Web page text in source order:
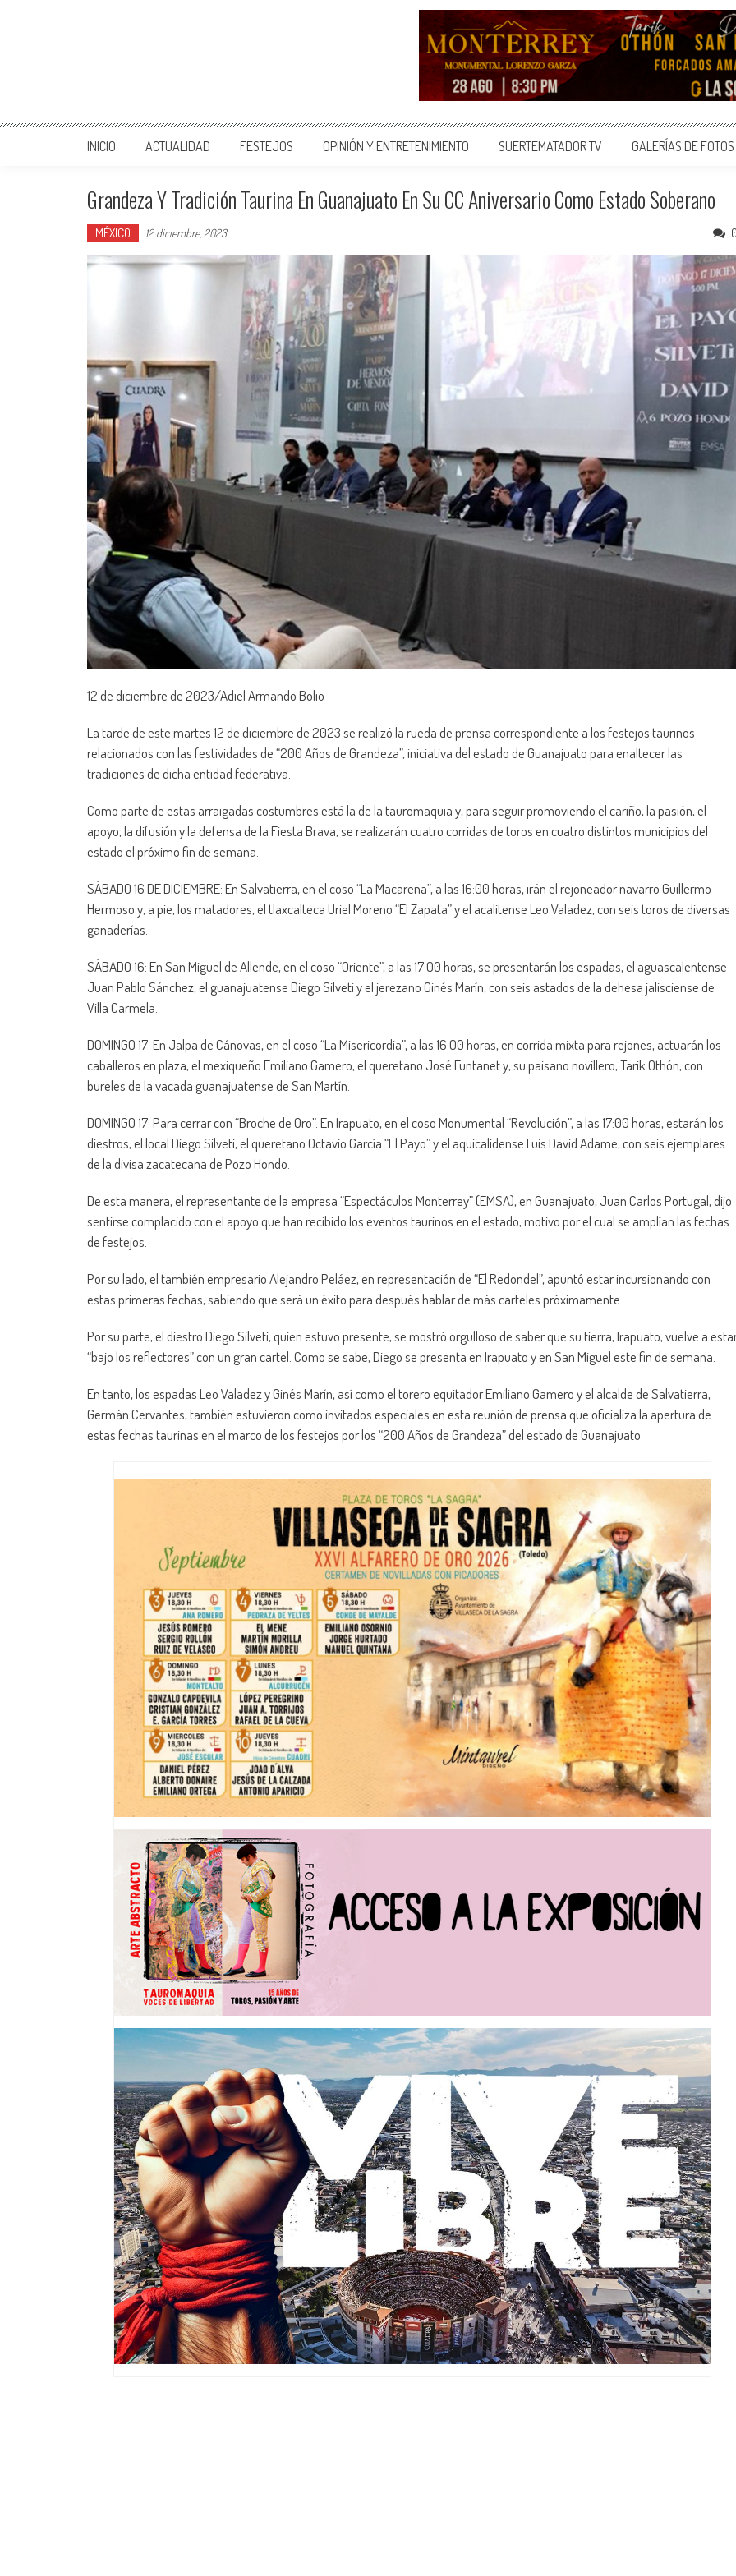
INICIO ACTUALIDAD FESTEJOS OPINIÓN Y ENTRETENIMIENTO SUERTEMATADOR TV GALERÍAS DE FOTOS
Grandeza Y Tradición Taurina En Guanajuato En Su CC Aniversario Como Estado Soberano
MÉXICO 12 diciembre, 2023
12 de diciembre de 2023/Adiel Armando Bolio
La tarde de este martes 12 de diciembre de 2023 se realizó la rueda de prensa correspondiente a los festejos taurinos
relacionados con las festividades de “200 Años de Grandeza”, iniciativa del estado de Guanajuato para enaltecer las
tradiciones de dicha entidad federativa.
Como parte de estas arraigadas costumbres está la de la tauromaquia y, para seguir promoviendo el cariño, la pasión, el
apoyo, la difusión y la defensa de la Fiesta Brava, se realizarán cuatro corridas de toros en cuatro distintos municipios del
estado el próximo fin de semana.
SÁBADO 16 DE DICIEMBRE: En Salvatierra, en el coso “La Macarena”, a las 16:00 horas, irán el rejoneador navarro Guillermo
Hermoso y, a pie, los matadores, el tlaxcalteca Uriel Moreno “El Zapata” y el acalitense Leo Valadez, con seis toros de diversas
ganaderías.
SÁBADO 16: En San Miguel de Allende, en el coso “Oriente”, a las 17:00 horas, se presentarán los espadas, el aguascalentense
Juan Pablo Sánchez, el guanajuatense Diego Silveti y el jerezano Ginés Marín, con seis astados de la dehesa jalisciense de
Villa Carmela.
DOMINGO 17: En Jalpa de Cánovas, en el coso “La Misericordia”, a las 16:00 horas, en corrida mixta para rejones, actuarán los
caballeros en plaza, el mexiqueño Emiliano Gamero, el queretano José Funtanet y, su paisano novillero, Tarik Othón, con
bureles de la vacada guanajuatense de San Martín.
DOMINGO 17: Para cerrar con “Broche de Oro”. En Irapuato, en el coso Monumental “Revolución”, a las 17:00 horas, estarán los
diestros, el local Diego Silveti, el queretano Octavio García “El Payo” y el aquicalidense Luis David Adame, con seis ejemplares
de la divisa zacatecana de Pozo Hondo.
De esta manera, el representante de la empresa “Espectáculos Monterrey” (EMSA), en Guanajuato, Juan Carlos Portugal, dijo
sentirse complacido con el apoyo que han recibido los eventos taurinos en el estado, motivo por el cual se amplían las fechas
de festejos.
Por su lado, el también empresario Alejandro Peláez, en representación de “El Redondel”, apuntó estar incursionando con
estas primeras fechas, sabiendo que será un éxito para después hablar de más carteles próximamente.
Por su parte, el diestro Diego Silveti, quien estuvo presente, se mostró orgulloso de saber que su tierra, Irapuato, vuelve a
“bajo los reflectores” con un gran cartel. Como se sabe, Diego se presenta en Irapuato y en San Miguel este fin de semana.
En tanto, los espadas Leo Valadez y Ginés Marín, así como el torero equitador Emiliano Gamero y el alcalde de Salvatierra,
Germán Cervantes, también estuvieron como invitados especiales en esta reunión de prensa que oficializa la apertura de
estas fechas taurinas en el marco de los festejos por los “200 Años de Grandeza” del estado de Guanajuato.